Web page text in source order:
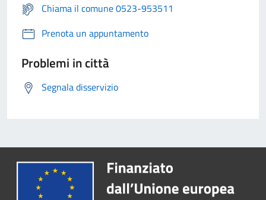
Chiama il comune 0523-953511
Prenota un appuntamento
Problemi in città
Segnala disservizio